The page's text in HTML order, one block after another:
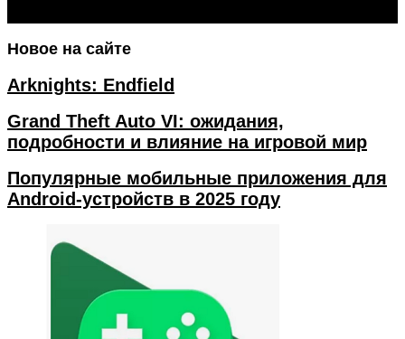
Новое на сайте
Arknights: Endfield
Grand Theft Auto VI: ожидания,
подробности и влияние на игровой мир
Популярные мобильные приложения для
Android-устройств в 2025 году